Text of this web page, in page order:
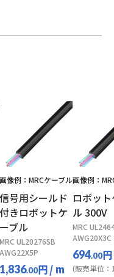
画像例：MRCケーブル
信号用シールド
付きロボットケ
ーブル
MRC UL20276SB
AWG22X5P
1,836.00円/ m
画像例：
ロボッ
ル 300V
MRC
AWG20X3C
694.00円
(販売単位